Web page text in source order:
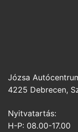
Józsa
4225 Debrecen,
Nyitvatartás:
H-P: 08.00-17.00